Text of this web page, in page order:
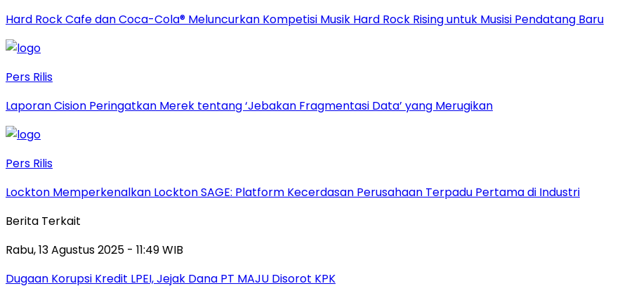
Hard Rock Cafe dan Coca-Cola® Meluncurkan Kompetisi Musik Hard Rock Rising untuk Musisi Pendatang Baru
Pers Rilis
Laporan Cision Peringatkan Merek tentang ‘Jebakan Fragmentasi Data’ yang Merugikan
Pers Rilis
Lockton Memperkenalkan Lockton SAGE: Platform Kecerdasan Perusahaan Terpadu Pertama di Industri
Berita Terkait
Rabu, 13 Agustus 2025 - 11:49 WIB
Dugaan Korupsi Kredit LPEI, Jejak Dana PT MAJU Disorot KPK